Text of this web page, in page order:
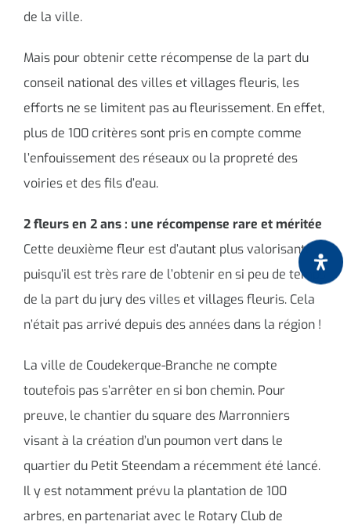
de la ville.
Mais pour obtenir cette récompense de la part du
conseil national des villes et villages fleuris, les
efforts ne se limitent pas au fleurissement. En effet,
plus de 100 critères sont pris en compte comme
l’enfouissement des réseaux ou la propreté des
voiries et des fils d’eau.
2 fleurs en 2 ans : une récompense rare et méritée
Cette deuxième fleur est d’autant plus valorisante
puisqu’il est très rare de l’obtenir en si peu de temps
de la part du jury des villes et villages fleuris. Cela
n’était pas arrivé depuis des années dans la région !
La ville de Coudekerque-Branche ne compte
toutefois pas s’arrêter en si bon chemin. Pour
preuve, le chantier du square des Marronniers
visant à la création d’un poumon vert dans le
quartier du Petit Steendam a récemment été lancé.
Il y est notamment prévu la plantation de 100
arbres, en partenariat avec le Rotary Club de